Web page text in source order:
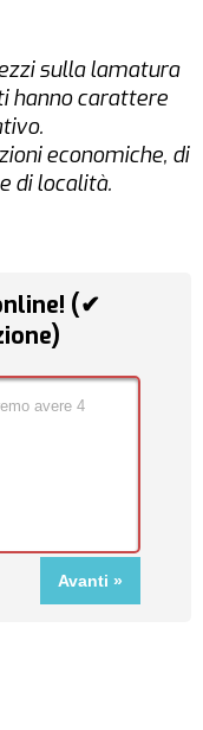
sulla lamatura
hanno carattere
economiche, di
di località.
(✔